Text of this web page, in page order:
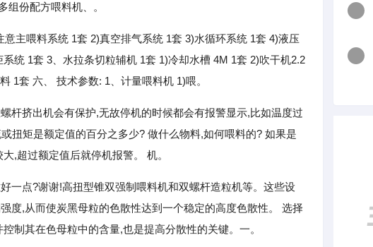
组份配方喂料机、。
主喂料系统 1套 2)真空排气系统 1套 3)水循环系统 1套 4)液压
统 1套 3、水拉条切粒辅机 1套 1)冷却水槽 4M 1套 2)吹干机2.2
1套 六、 技术参数: 1、计量喂料机 1)喂。
杆挤出机会有保护,无故停机的时候都会有报警显示,比如温度过
扭矩是额定值的百分之多少? 做什么物料,如何喂料的? 如果是
,超过额定值后就停机报警。 机。
一点?谢谢!高扭型锥双强制喂料机和双螺杆造粒机等。这些设
度,从而使炭黑母粒的色散性达到一个稳定的高度色散性。 选择
制其在色母粒中的含量,也是提高分散性的关键。一。